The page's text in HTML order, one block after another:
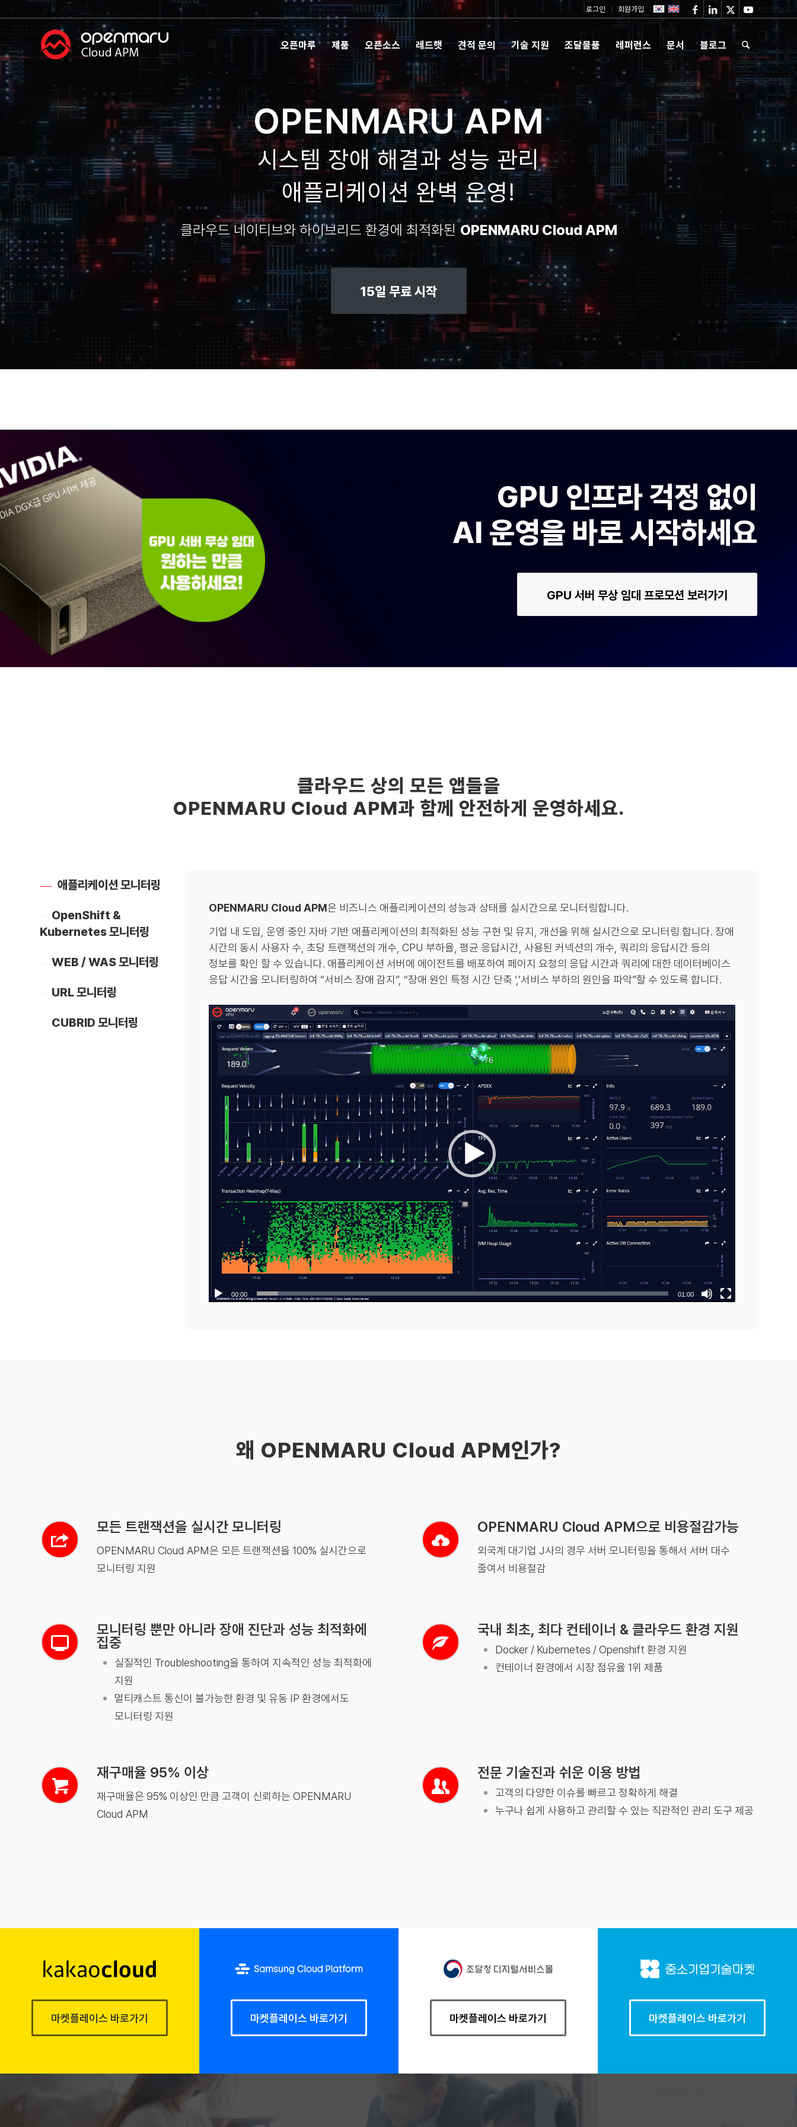
로그인 회원가입
오픈마루 제품 오픈소스 레드햇 견적 문의 기술 지원 조달물품 레퍼런스 문서 블로그
OPENMARU APM
시스템 장애 해결과 성능 관리
애플리케이션 완벽 운영!
클라우드 네이티브와 하이브리드 환경에 최적화된 OPENMARU Cloud APM
15일 무료 시작
GPU 인프라 걱정 없이
AI 운영을 바로 시작하세요
GPU 서버 무상 임대 프로모션 보러가기
클라우드 상의 모든 앱들을
OPENMARU Cloud APM과 함께 안전하게 운영하세요.
애플리케이션 모니터링
OpenShift &
Kubernetes 모니터링
WEB / WAS 모니터링
URL 모니터링
CUBRID 모니터링
OPENMARU Cloud APM은 비즈니스 애플리케이션의 성능과 상태를 실시간으로 모니터링합니다.
기업 내 도입, 운영 중인 자바 기반 애플리케이션의 최적화된 성능 구현 및 유지, 개선을 위해 실시간으로 모니터링 합니다. 장애
시간의 동시 사용자 수, 초당 트랜잭션의 개수, CPU 부하율, 평균 응답시간, 사용된 커넥션의 개수, 쿼리의 응답시간 등의
정보를 확인 할 수 있습니다. 애플리케이션 서버에 에이전트를 배포하여 페이지 요청의 응답 시간과 쿼리에 대한 데이터베이스
응답 시간을 모니터링하여 “서비스 장애 감지”, “장애 원인 특정 시간 단축 ‘,’서비스 부하의 원인을 파악”할 수 있도록 합니다.
00:00 01:00
왜 OPENMARU Cloud APM인가?
모든 트랜잭션을 실시간 모니터링
OPENMARU Cloud APM은 모든 트랜잭션을 100% 실시간으로
모니터링 지원
OPENMARU Cloud APM으로 비용절감가능
외국계 대기업 J사의 경우 서버 모니터링을 통해서 서버 대수
줄여서 비용절감
모니터링 뿐만 아니라 장애 진단과 성능 최적화에
집중
실질적인 Troubleshooting을 통하여 지속적인 성능 최적화에
지원
멀티캐스트 통신이 불가능한 환경 및 유동 IP 환경에서도
모니터링 지원
국내 최초, 최다 컨테이너 & 클라우드 환경 지원
Docker / Kubernetes / Openshift 환경 지원
컨테이너 환경에서 시장 점유율 1위 제품
재구매율 95% 이상
재구매율은 95% 이상인 만큼 고객이 신뢰하는 OPENMARU
Cloud APM
전문 기술진과 쉬운 이용 방법
고객의 다양한 이슈를 빠르고 정확하게 해결
누구나 쉽게 사용하고 관리할 수 있는 직관적인 관리 도구 제공
마켓플레이스 바로가기 마켓플레이스 바로가기 마켓플레이스 바로가기 마켓플레이스 바로가기